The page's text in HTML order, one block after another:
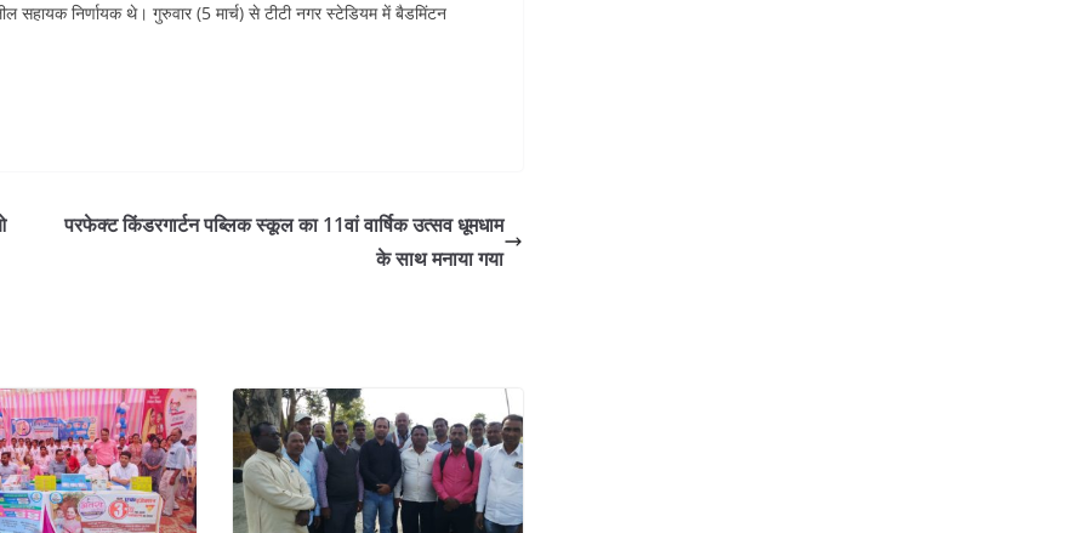
सहायक निर्णायक थे। गुरुवार (5 मार्च) से टीटी नगर स्टेडियम में बैडमिंटन
परफेक्ट किंडरगार्टन पब्लिक स्कूल का 11वां वार्षिक उत्सव धूमधाम
के साथ मनाया गया